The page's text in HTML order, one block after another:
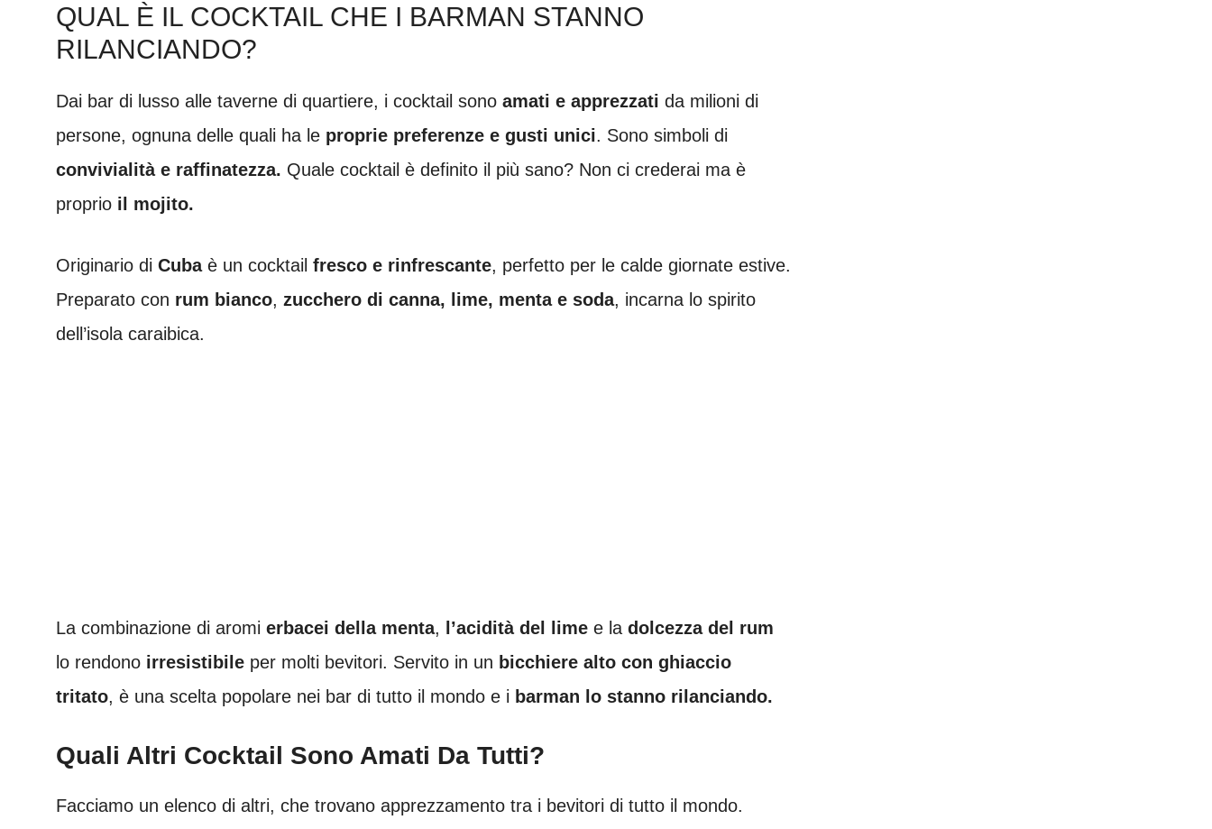
QUAL È IL COCKTAIL CHE I BARMAN STANNO
RILANCIANDO?
Dai bar di lusso alle taverne di quartiere, i cocktail sono amati e apprezzati da milioni di
persone, ognuna delle quali ha le proprie preferenze e gusti unici. Sono simboli di
convivialità e raffinatezza. Quale cocktail è definito il più sano? Non ci crederai ma è
proprio il mojito.
Originario di Cubaè un cocktail fresco e rinfrescante, perfetto per le calde giornate estive.
Preparato con rum bianco, zucchero di canna, lime, menta e soda, incarna lo spirito
dell’isola caraibica.
La combinazione di aromi erbacei della menta, l’acidità del lime e la dolcezza del rum
lo rendono irresistibile per molti bevitori. Servito in un bicchiere alto con ghiaccio
tritato, è una scelta popolare nei bar di tutto il mondo e i barman lo stanno rilanciando.
Quali Altri Cocktail Sono Amati Da Tutti?
Facciamo un elenco di altri, che trovano apprezzamento tra i bevitori di tutto il mondo.